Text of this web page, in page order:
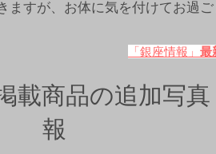
ますが、お体に気を付けてお過ご
「銀座情報」 最
載商品の追加写
報